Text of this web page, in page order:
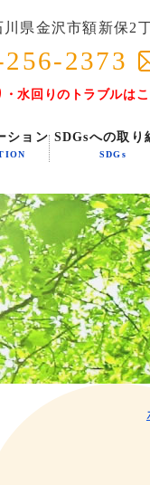
川県金沢市額新保2
2373
・水回りのトラブルは
ション SDGsへの取り
SDGs